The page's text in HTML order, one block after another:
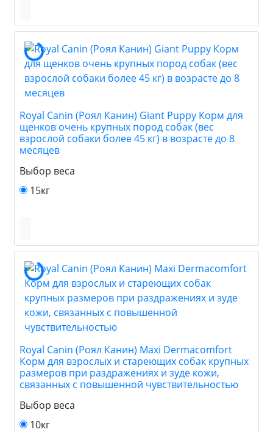
Royal Canin (Роял Канин) Giant Puppy Корм для
щенков очень крупных пород собак (вес
взрослой собаки более 45 кг) в возрасте до 8
месяцев
Выбор веса
15кг
Royal Canin (Роял Канин) Maxi Dermacomfort
Корм для взрослых и стареющих собак крупных
размеров при раздражениях и зуде кожи,
связанных с повышенной чувствительностью
Выбор веса
10кг